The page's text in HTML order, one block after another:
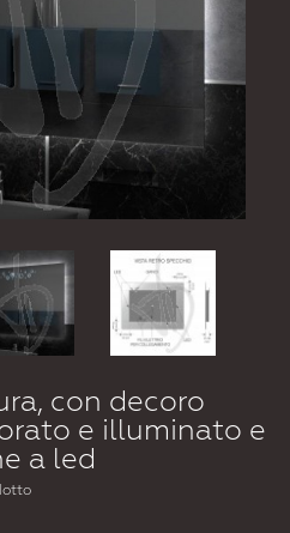
con decoro
e illuminato e
a led